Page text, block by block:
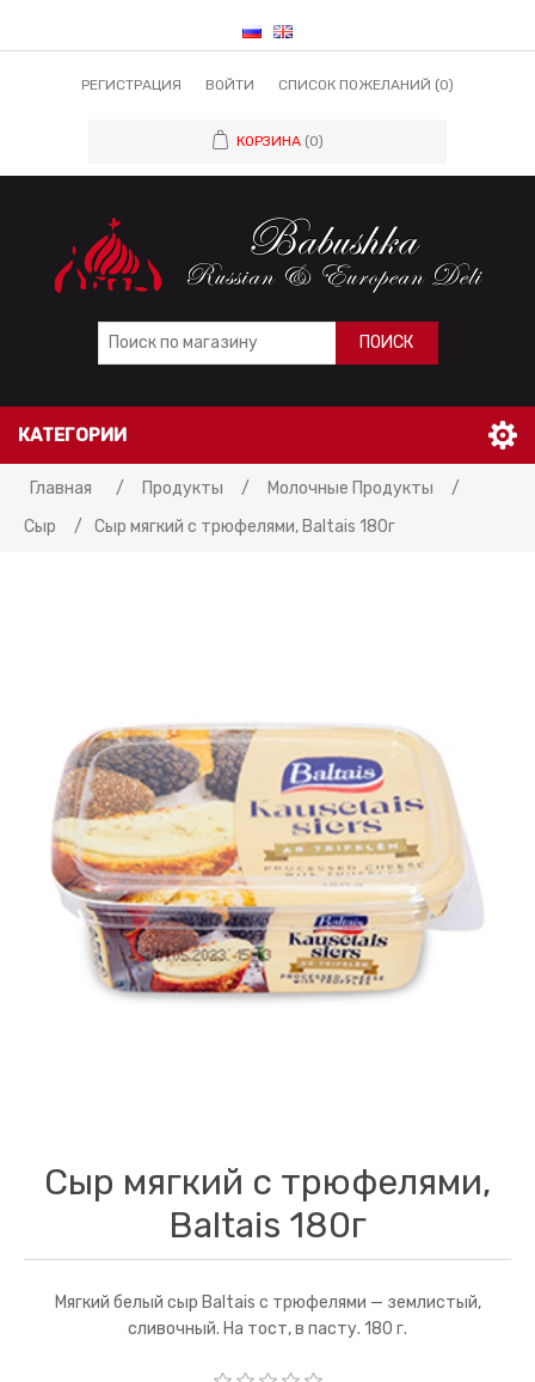
РЕГИСТРАЦИЯ ВОЙТИ СПИСОК ПОЖЕЛАНИЙ (0)
КОРЗИНА (0)
ПОИСК
КАТЕГОРИИ
Главная / Продукты / Молочные Продукты
/
Сыр
/ Сыр мягкий с трюфелями, Baltais 180г
Сыр мягкий с трюфелями,
Baltais 180г
Мягкий белый сыр Baltais с трюфелями — землистый,
сливочный. На тост, в пасту. 180 г.